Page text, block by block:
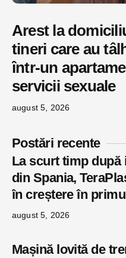
Arest la
tineri care au
într-un
servicii sexuale
august 5, 2026
Postări recente
La scurt timp după
din Spania,
în creștere în
august 5, 2026
Mașină lovită de